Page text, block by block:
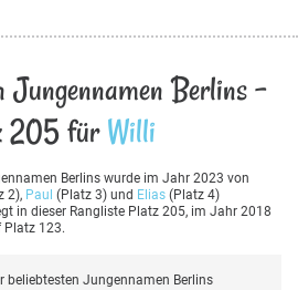
Jungennamen Berlins -
205 fürWilli
Berlins wurde im Jahr 2023 von
2), Paul (Platz 3) und Elias (Platz 4)
in dieser Rangliste Platz 205, im Jahr 2018
Platz 123.
beliebtesten Jungennamen Berlins